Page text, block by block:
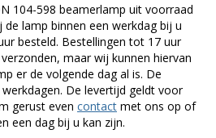
104-598 beamerlamp uit voorraad
de lamp binnen een werkdag bij u
besteld. Bestellingen tot 17 uur
maar wij kunnen hiervan
er de volgende dag al is. De
De levertijd geldt voor
gerust even contact met ons op of
een dag bij u kan zijn.